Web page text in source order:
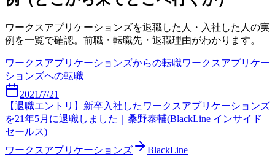
ワークスアプリケーションズを退職した人・入社した人の実
例を一覧で確認。前職・転職先・退職理由がわかります。
ワークスアプリケーションズからの転職ワークスアプリケー
ションズへの転職
2021/7/21
【退職エントリ】新卒入社したワークスアプリケーションズ
を21年5月に退職しました｜桑野泰輔(BlackLine インサイド
セールス)
ワークスアプリケーションズ
BlackLine